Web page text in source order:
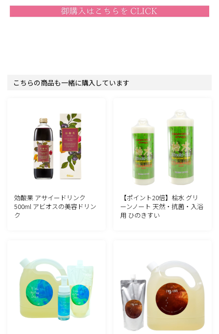
こちらの商品も一緒に購入しています
効酸果 アサイードリンク
500ml アビオスの美容ドリン
ク
【ポイント20倍】桧水 グリ
ーンノート 天然・抗菌・入浴
用 ひのきすい